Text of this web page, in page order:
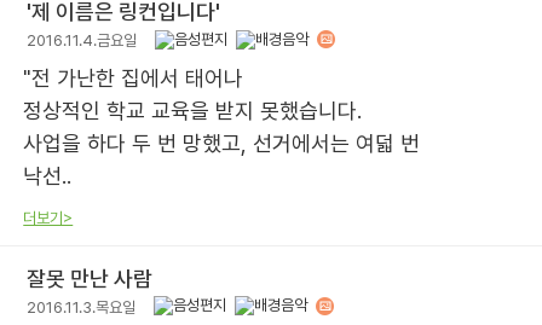
'제 이름은 링컨입니다'
2016.11.4.금요일
"전 가난한 집에서 태어나
정상적인 학교 교육을 받지 못했습니다.
사업을 하다 두 번 망했고, 선거에서는 여덟 번
낙선..
더보기>
잘못 만난 사람
2016.11.3.목요일